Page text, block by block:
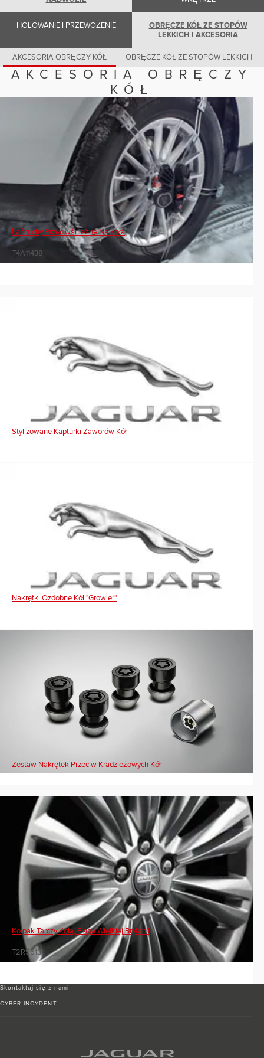
Spain (Spanish)
Switzerland (Italian)
United Kingdom (English)
USA (English)
HOLOWANIE I PRZEWOŻENIE
OBRĘCZE KÓŁ ZE STOPÓW
LEKKICH I AKCESORIA
AKCESORIA OBRĘCZY KÓŁ OBRĘCZE KÓŁ ZE STOPÓW LEKKICH
AKCESORIA OBRĘCZY
KÓŁ
Łańcuchy Przeciwśnieżne Na Koła
T4A11438
Stylizowane Kapturki Zaworów Kół
Nakrętki Ozdobne Kół "Growler"
Zestaw Nakrętek Przeciw Kradzieżowych Kół
Kołpak Tarczy Koła, Flaga Wielkiej Brytanii
T2R5513
Skontaktuj się z nami
CYBER INCYDENT